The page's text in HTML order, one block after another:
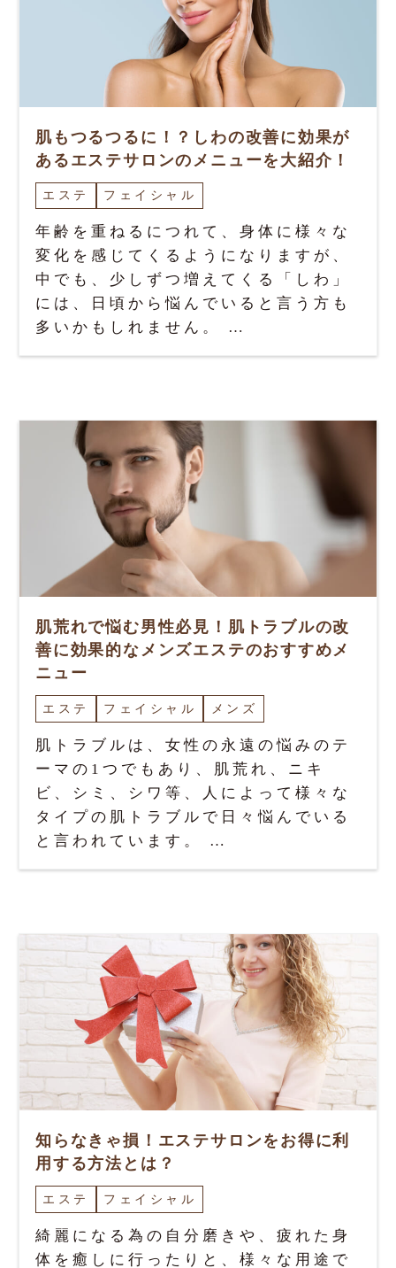
肌もつるつるに！？しわの改善に効果が
あるエステサロンのメニューを大紹介！
エステ フェイシャル
年齢を重ねるにつれて、身体に様々な
変化を感じてくるようになりますが、
中でも、少しずつ増えてくる「しわ」
には、日頃から悩んでいると言う方も
多いかもしれません。 …
肌荒れで悩む男性必見！肌トラブルの改
善に効果的なメンズエステのおすすめメ
ニュー
エステ フェイシャル メンズ
肌トラブルは、女性の永遠の悩みのテ
ーマの1つでもあり、肌荒れ、ニキ
ビ、シミ、シワ等、人によって様々な
タイプの肌トラブルで日々悩んでいる
と言われています。 …
知らなきゃ損！エステサロンをお得に利
用する方法とは？
エステ フェイシャル
綺麗になる為の自分磨きや、疲れた身
体を癒しに行ったりと、様々な用途で